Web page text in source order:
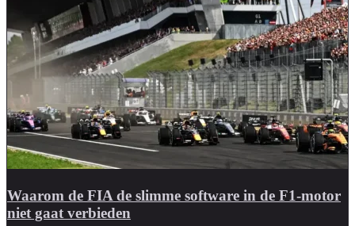
Waarom de FIA de slimme software in de F1-motor
niet gaat verbieden